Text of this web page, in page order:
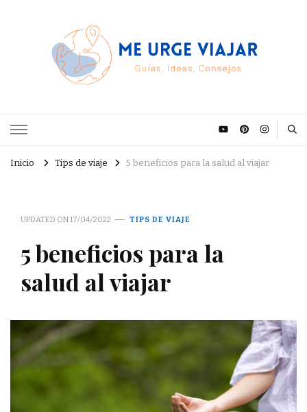
Inicio Tips de viaje 5 beneficios para la salud al viajar
UPDATED ON17/04/2022 TIPS DE VIAJE
5 beneficios para la
salud al viajar